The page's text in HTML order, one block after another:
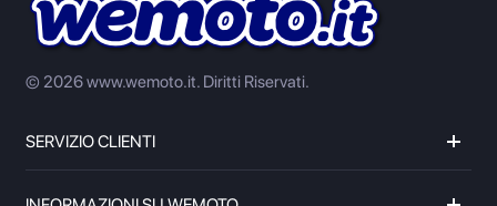
© 2026 www.wemoto.it. Diritti Riservati.
SERVIZIO CLIENTI